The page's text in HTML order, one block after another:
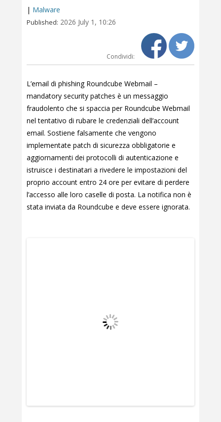
| Malware
Published: 2026 July 1, 10:26
Condividi:
L’email di phishing Roundcube Webmail –
mandatory security patches è un messaggio
fraudolento che si spaccia per Roundcube Webmail
nel tentativo di rubare le credenziali dell’account
email. Sostiene falsamente che vengono
implementate patch di sicurezza obbligatorie e
aggiornamenti dei protocolli di autenticazione e
istruisce i destinatari a rivedere le impostazioni del
proprio account entro 24 ore per evitare di perdere
l’accesso alle loro caselle di posta. La notifica non è
stata inviata da Roundcube e deve essere ignorata.